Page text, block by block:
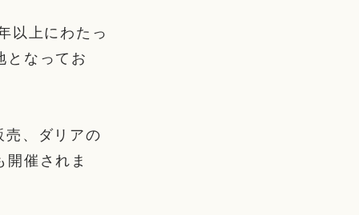
以上にわたっ
となってお
、ダリアの
催されま